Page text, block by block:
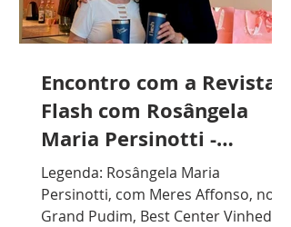
Encontro com a Revista
Flash com Rosângela
Maria Persinotti -
Presidente do Lions
Clube de Vinhedo
Legenda: Rosângela Maria
Persinotti, com Meres Affonso, no
Grand Pudim, Best Center Vinhedo. /